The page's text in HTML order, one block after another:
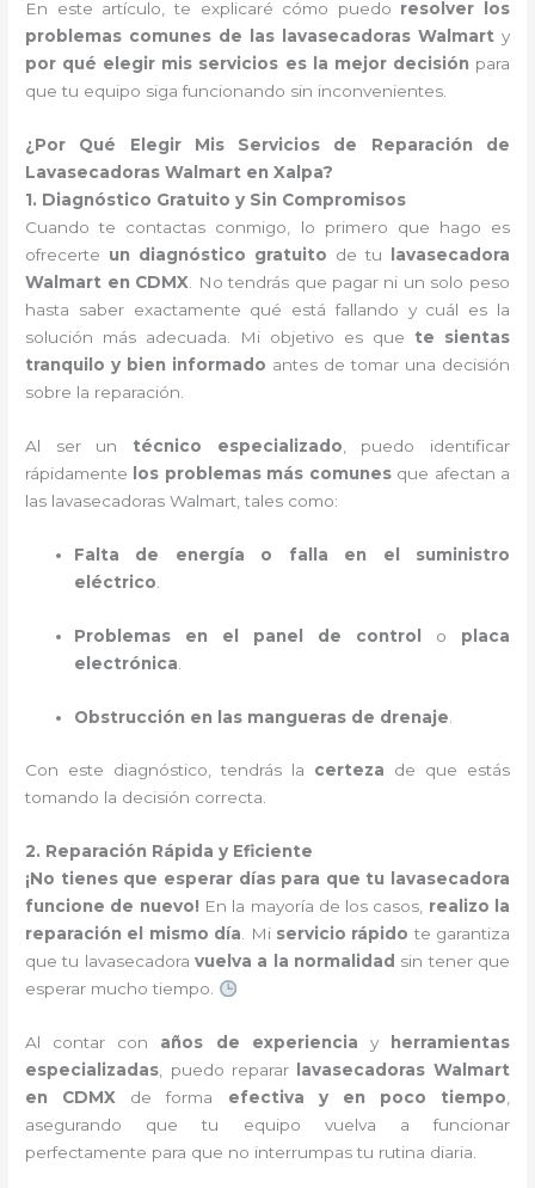
En este artículo, te explicaré cómo puedo resolver los
problemas comunes de las lavasecadoras Walmart y
por qué elegir mis servicios es la mejor decisión para
que tu equipo siga funcionando sin inconvenientes.
¿Por Qué Elegir Mis Servicios de Reparación de
Lavasecadoras Walmart en Xalpa?
1. Diagnóstico Gratuito y Sin Compromisos
Cuando te contactas conmigo, lo primero que hago es
ofrecerte un diagnóstico gratuito de tu
lavasecadora
Walmart en CDMX . No tendrás que pagar ni un solo peso
hasta saber exactamente qué está fallando y cuál es la
solución más adecuada. Mi objetivo es que te sientas
tranquilo y bien informado antes de tomar una decisión
sobre la reparación.
Al ser un técnico especializado , puedo identificar
rápidamente
los problemas más comunesque afectan a
las lavasecadoras Walmart, tales como:
Falta de energía o falla en el suministro
eléctrico
Problemas en el panel de control o placa
electrónica
Obstrucción en las mangueras de drenaje
Con este diagnóstico, tendrás la certeza de que estás
tomando la decisión correcta.
2. Reparación Rápida y Eficiente
¡No tienes que esperar días para que tu lavasecadora
funcione de nuevo! En la mayoría de los casos, realizo la
reparación el mismo día. Mi servicio rápido te garantiza
que tu lavasecadoravuelva a la normalidad sin tener que
esperar mucho tiempo.
Al contar con años de experiencia y
herramientas
especializadas , puedo reparar
lavasecadoras Walmart
en CDMX de forma efectiva y en poco tiempo
asegurando que tu equipo vuelva a funcionar
perfectamente para que no interrumpas tu rutina diaria.